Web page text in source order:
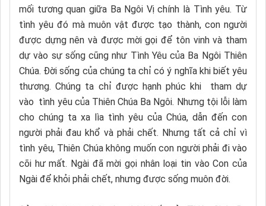
mối tương quan giữa Ba Ngôi Vị chính là Tình yêu. Từ
tình yêu đó mà muôn vật được tạo thành, con người
được dựng nên và được mời gọi để tôn vinh và tham
dự vào sự sống cũng như Tình Yêu của Ba Ngôi Thiên
Chúa. Đời sống của chúng ta chỉ có ý nghĩa khi biết yêu
thương. Chúng ta chỉ được hạnh phúc khi tham dự
vào tình yêu của Thiên Chúa Ba Ngôi. Nhưng tội lỗi làm
cho chúng ta xa lìa tình yêu của Chúa, dẫn đến con
người phải đau khổ và phải chết. Nhưng tất cả chỉ vì
tình yêu, Thiên Chúa không muốn con người phải đi vào
cõi hư mất. Ngài đã mời gọi nhân loại tin vào Con của
Ngài để khỏi phải chết, nhưng được sống muôn đời.